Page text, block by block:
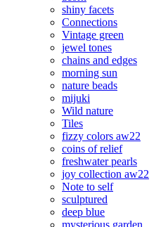
shiny facets
Connections
Vintage green
jewel tones
chains and edges
morning sun
nature beads
mijuki
Wild nature
Tiles
fizzy colors aw22
coins of relief
freshwater pearls
joy collection aw22
Note to self
sculptured
deep blue
mysterious garden